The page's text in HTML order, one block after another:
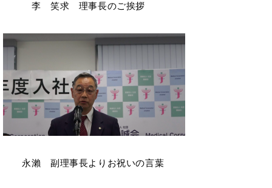
李 笑求 理事長のご挨拶
永瀨 副理事長よりお祝いの言葉